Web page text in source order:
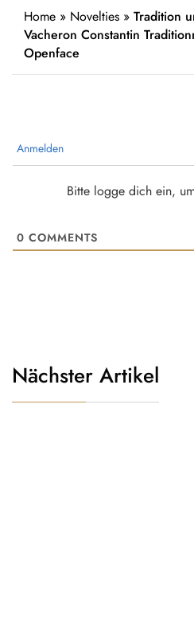
Home » Novelties » Tradition
Vacheron Constantin
Openface
Anmelden
Bitte logge dich ein,
0 COMMENTS
Nächster Artikel